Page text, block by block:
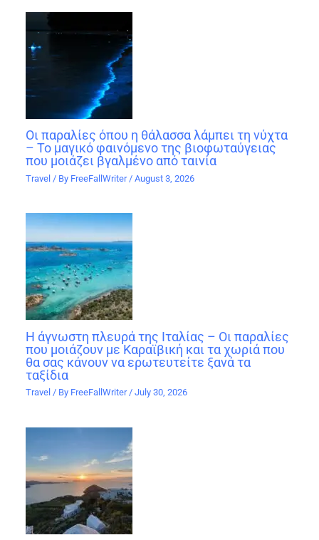
Οι παραλίες όπου η θάλασσα λάμπει τη νύχτα
– Το μαγικό φαινόμενο της βιοφωταύγειας
που μοιάζει βγαλμένο από ταινία
Travel / By FreeFallWriter /August 3, 2026
Η άγνωστη πλευρά της Ιταλίας – Οι παραλίες
που μοιάζουν με Καραϊβική και τα χωριά που
θα σας κάνουν να ερωτευτείτε ξανά τα
ταξίδια
Travel / By FreeFallWriter/July 30, 2026